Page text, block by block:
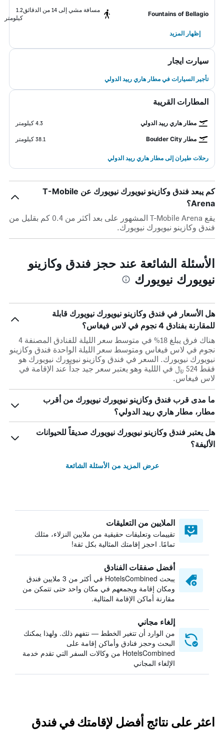
Fountains of Bellagio
مسافة مشي إلى 14 من الدقائق
1.2
كيلومتر
إظهار المزيد
سيارت ايجار
تأجير السيارات في مطار هاري رييد الدولي
المطارات القريبة
مطار هاري رييد الدولي 4.3 كيلومتر
مطار Boulder City 38.1 كيلومتر
رحلات طيران إلى مطار هاري رييد الدولي
كم يبعد فندق وكازينو نيويورك نيويورك عن T-Mobile
Arena؟
يقع T-Mobile Arena المشهور على بعد أكثر من 0.4 كم بقليل من
فندق وكازينو نيويورك نيويورك.
الأسئلة الشائعة عند حجز فندق وكازينو
نيويورك نيويورك
هل الأسعار في فندق وكازينو نيويورك نيويورك قابلة
للمقارنة بفنادق 4 نجوم في لاس فيغاس؟
هناك فرق يبلغ 18% في متوسط ​​سعر الليلة للفنادق المصنفة 4
نجوم في لاس فيغاس ومتوسط ​​سعر الليلة الواحدة فندق وكازينو
نيويورك نيويورك. السعر في فندق وكازينو نيويورك نيويورك هو
فقط 524 ﷼ في الللية وهو يعتبر سعر جيد جداً عند الإقامة في
لاس فيغاس.
ما مدى قرب فندق وكازينو نيويورك نيويورك من أقرب
مطار، مطار هاري رييد الدولي؟
هل يعتبر فندق وكازينو نيويورك نيويورك صديقاً للحيوانات
الأليفة؟
عرض المزيد من الأسئلة الشائعة
الملايين من التعليقات
تقييمات وتعليقات حقيقية من ملايين النزلاء، مثلك
تمامًا. احجز إقامتك المثالية بكل ثقة!
أفضل صفقات الفنادق
يبحث HotelsCombined في أكثر من 3 ملايين فندق
ومكان إقامة ويجمعهم في مكان واحد حتى تتمكن من
مقارنة أماكن الإقامة المثالية.
إلغاء مجاني
من الوارد أن تتغير الخطط — نتفهم ذلك. ولهذا يمكنك
البحث وحجز فنادق وأماكن إقامة على
HotelsCombined من وكالات السفر التي تقدم خدمة
الإلغاء المجاني
اعثر على نتائج أفضل لإقامتك في فندق